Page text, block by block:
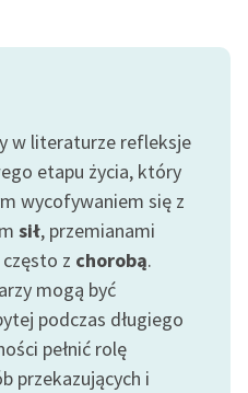
w literaturze refleksje
etapu życia, który
wycofywaniem się z
sił, przemianami
często z chorobą.
mogą być
podczas długiego
pełnić rolę
przekazujących i